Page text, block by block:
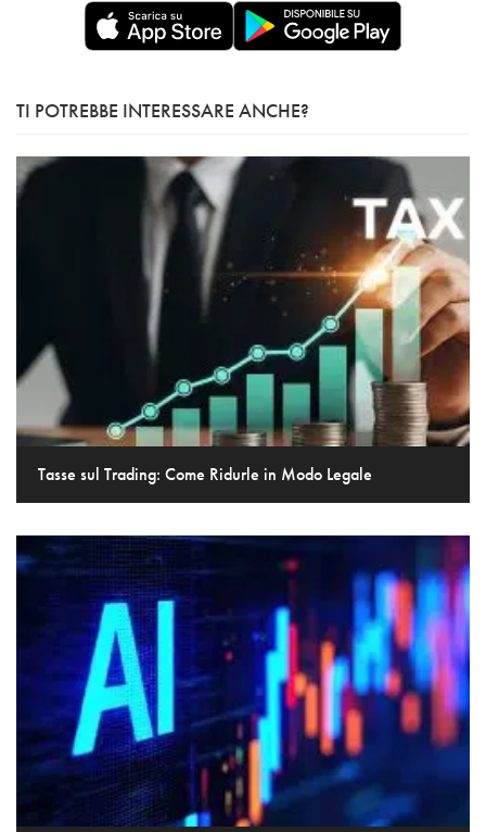
TI POTREBBE INTERESSARE ANCHE?
Tasse sul Trading: Come Ridurle in Modo Legale